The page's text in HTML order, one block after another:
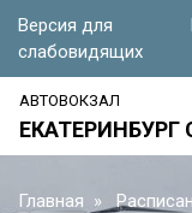
Версия для
слабовидящих
АВТОВОКЗАЛ
ЕКАТЕРИНБУРГ
Главная